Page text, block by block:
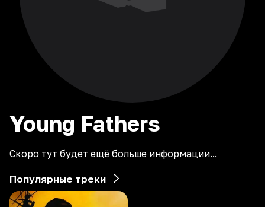
Young Fathers
Скоро тут будет ещё больше информации...
Популярные треки